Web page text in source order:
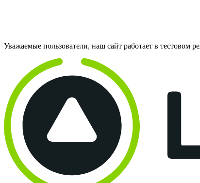
Уважаемые пользователи, наш сайт работает в